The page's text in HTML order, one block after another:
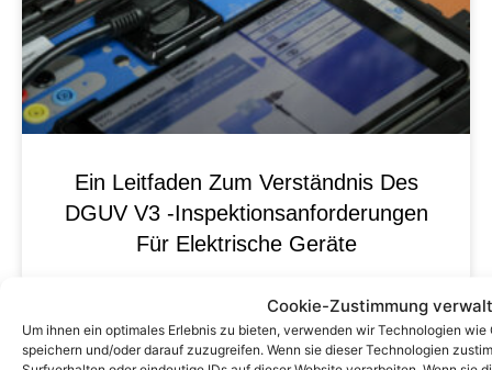
Cookie-Zustimmung
Um ihnen ein optimales Erlebnis zu bieten, verwenden wir Technologien
speichern und/oder darauf zuzugreifen. Wenn sie dieser Technologien
Ein Leitfaden Zum Verständnis Des
DGUV V3 -Inspektionsanforderungen
Für Elektrische Geräte